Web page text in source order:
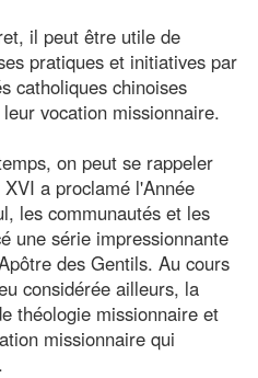
il peut être utile de
pratiques et initiatives par
catholiques chinoises
vocation missionnaire.
on peut se rappeler
a proclamé l'Année
les communautés et les
une série impressionnante
des Gentils. Au cours
considérée ailleurs, la
théologie missionnaire et
missionnaire qui